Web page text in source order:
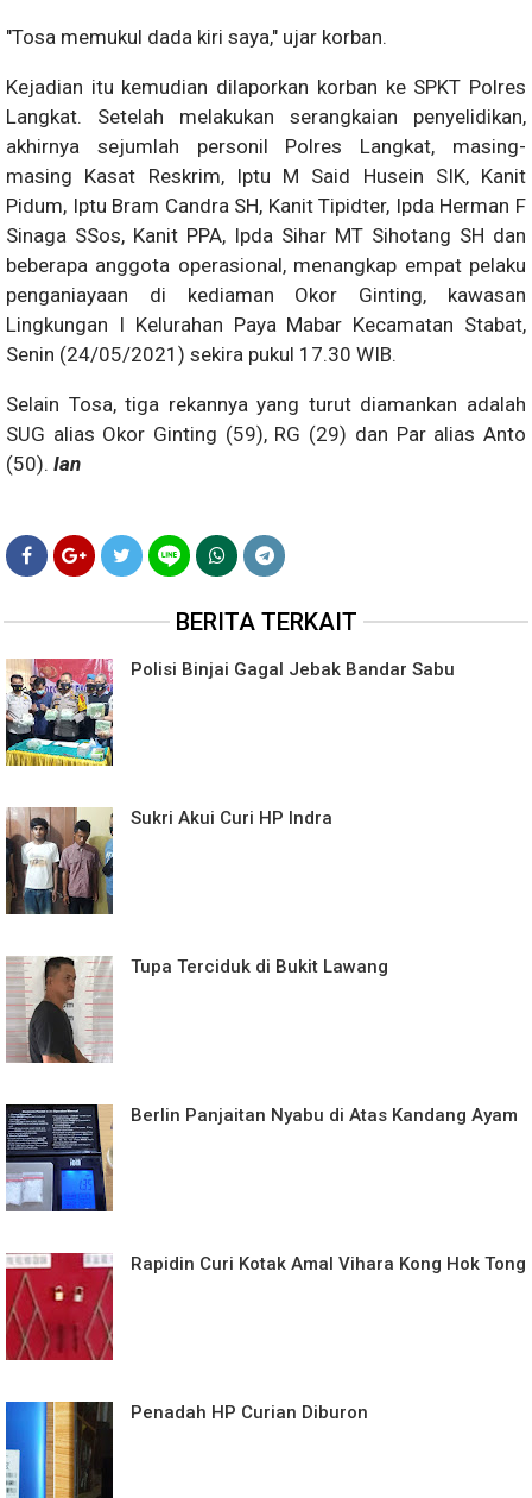
"Tosa memukul dada kiri saya," ujar korban.
Kejadian itu kemudian dilaporkan korban ke SPKT Polres
Langkat. Setelah melakukan serangkaian penyelidikan,
akhirnya sejumlah personil Polres Langkat, masing-
masing Kasat Reskrim, Iptu M Said Husein SIK, Kanit
Pidum, Iptu Bram Candra SH, Kanit Tipidter, Ipda Herman F
Sinaga SSos, Kanit PPA, Ipda Sihar MT Sihotang SH dan
beberapa anggota operasional, menangkap empat pelaku
penganiayaan di kediaman Okor Ginting, kawasan
Lingkungan I Kelurahan Paya Mabar Kecamatan Stabat,
Senin (24/05/2021) sekira pukul 17.30 WIB.
Selain Tosa, tiga rekannya yang turut diamankan adalah
SUG alias Okor Ginting (59), RG (29) dan Par alias Anto
(50). Ian
BERITA TERKAIT
Polisi Binjai Gagal Jebak Bandar Sabu
Sukri Akui Curi HP Indra
Tupa Terciduk di Bukit Lawang
Berlin Panjaitan Nyabu di Atas Kandang Ayam
Rapidin Curi Kotak Amal Vihara Kong Hok Tong
Penadah HP Curian Diburon